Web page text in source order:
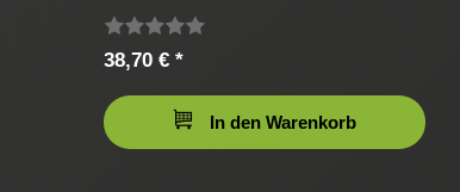
38,70 € *
In den Warenkorb